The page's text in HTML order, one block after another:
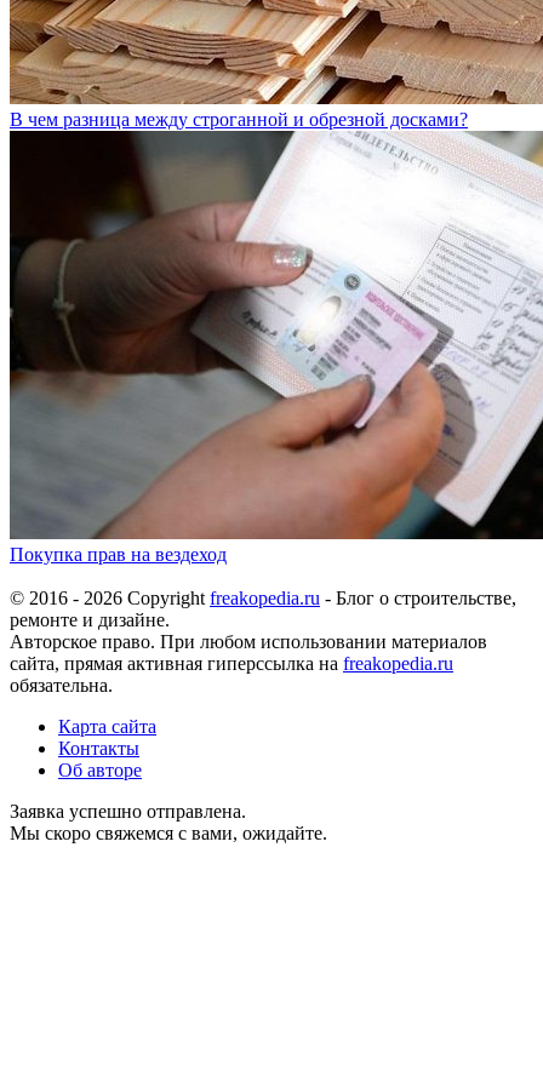
В чем разница между строганной и обрезной досками?
Покупка прав на вездеход
© 2016 - 2026 Copyrightfreakopedia.ru - Блог о строительстве,
ремонте и дизайне.
Авторское право. При любом использовании материалов
сайта, прямая активная гиперссылка на freakopedia.ru
обязательна.
Карта сайта
Контакты
Об авторе
Заявка успешно отправлена.
Мы скоро свяжемся с вами, ожидайте.